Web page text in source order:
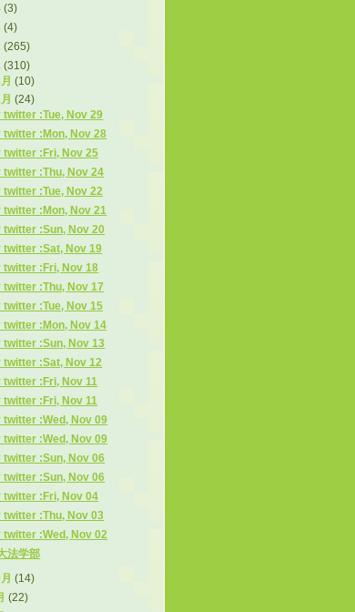
(3)
(4)
(265)
(310)
月(10)
月(24)
twitter :Tue, Nov 29
twitter :Mon, Nov 28
twitter :Fri, Nov 25
twitter :Thu, Nov 24
twitter :Tue, Nov 22
twitter :Mon, Nov 21
twitter :Sun, Nov 20
twitter :Sat, Nov 19
twitter :Fri, Nov 18
twitter :Thu, Nov 17
twitter :Tue, Nov 15
twitter :Mon, Nov 14
twitter :Sun, Nov 13
twitter :Sat, Nov 12
twitter :Fri, Nov 11
twitter :Fri, Nov 11
twitter :Wed, Nov 09
twitter :Wed, Nov 09
twitter :Sun, Nov 06
twitter :Sun, Nov 06
twitter :Fri, Nov 04
twitter :Thu, Nov 03
twitter :Wed, Nov 02
法学部
月(14)
(22)